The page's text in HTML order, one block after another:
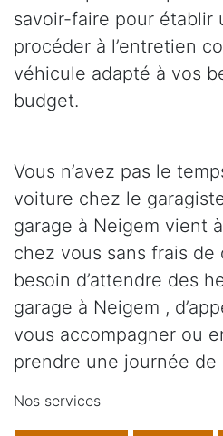
savoir-faire pour établir
procéder à l’entretien
véhicule adapté à vos
budget.
Vous n’avez pas le
voiture chez le
garage à Neigem vient
chez vous sans frais de
besoin d’attendre des
garage à Neigem ,
vous accompagner ou
prendre une journée de
Nos services